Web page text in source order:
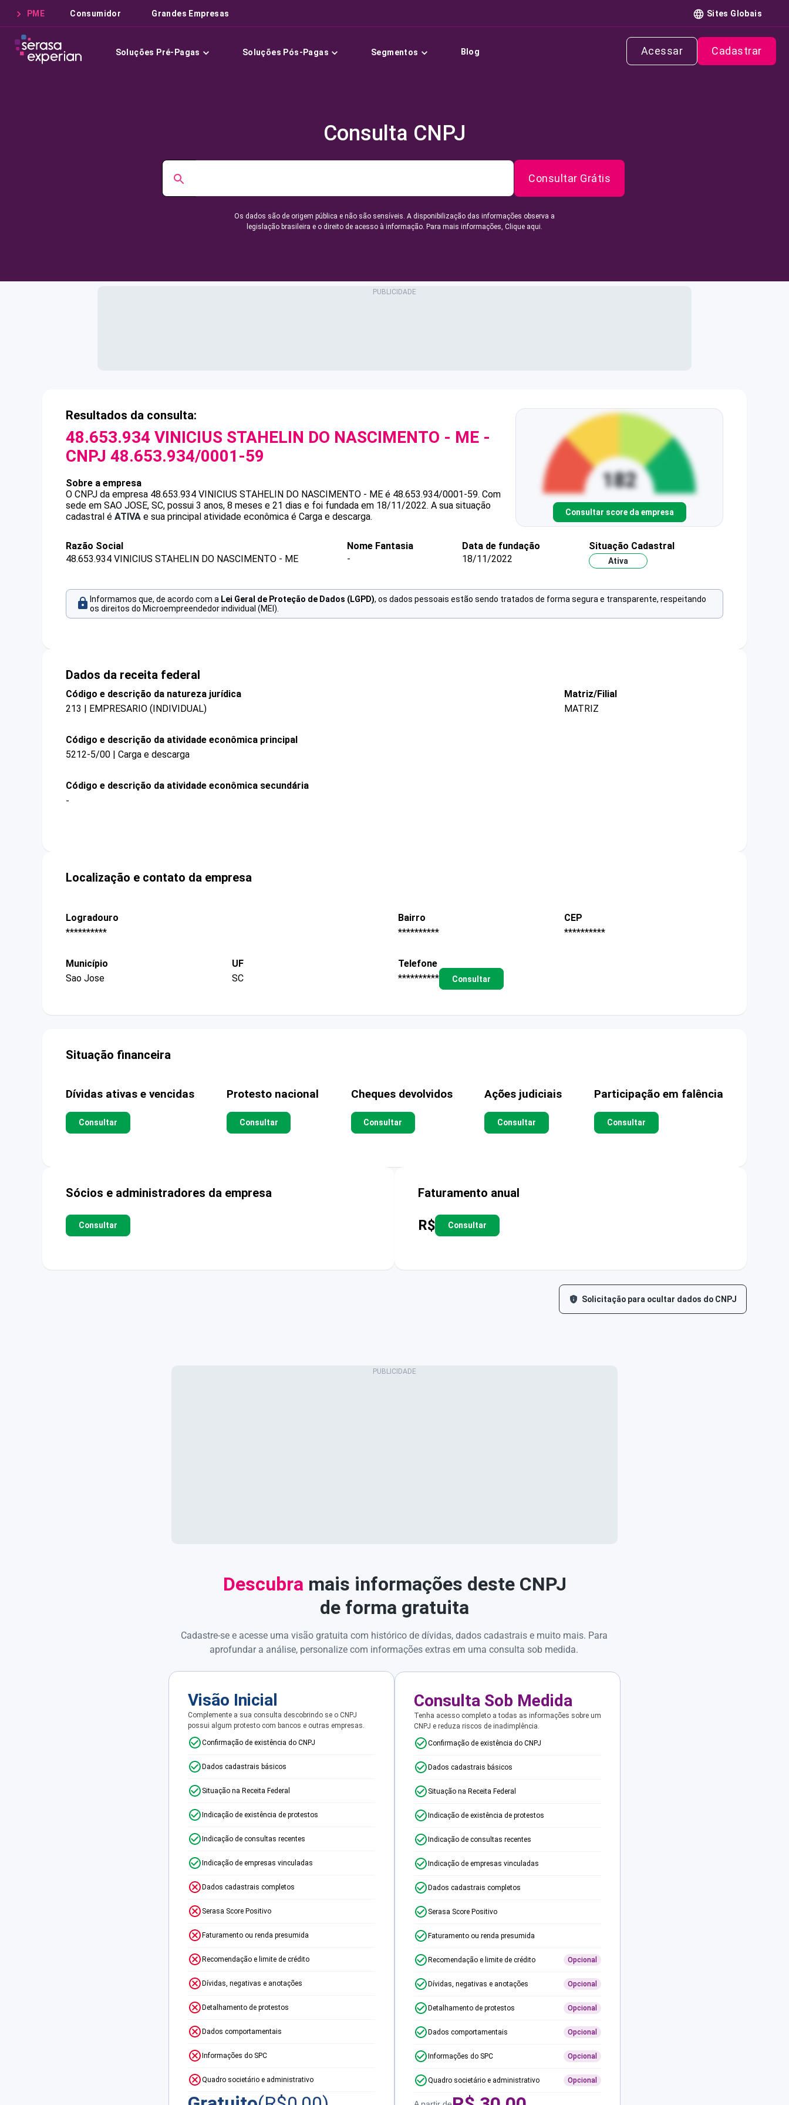
PME Consumidor Grandes Empresas Sites Globais
Soluções Pré-Pagas Soluções Pós-Pagas Segmentos Blog Acessar Cadastrar
Consulta CNPJ
Consultar Grátis
Os dados são de origem pública e não são sensíveis. A disponibilização das informações observa a
legislação brasileira e o direito de acesso à informação. Para mais informações, Clique aqui.
Resultados da consulta:
48.653.934 VINICIUS STAHELIN DO NASCIMENTO - ME -
CNPJ 48.653.934/0001-59
Sobre a empresa
O CNPJ da empresa 48.653.934 VINICIUS STAHELIN DO NASCIMENTO - ME é 48.653.934/0001-59. Com
sede em SAO JOSE, SC, possui 3 anos, 8 meses e 21 dias e foi fundada em 18/11/2022. A sua situação
cadastral é ATIVA e sua principal atividade econômica é Carga e descarga. Consultar score da empresa
Razão Social
48.653.934 VINICIUS STAHELIN DO NASCIMENTO - ME
Nome Fantasia
-
Data de fundação
18/11/2022
Situação Cadastral
Ativa
Informamos que, de acordo com a Lei Geral de Proteção de Dados (LGPD), os dados pessoais estão sendo tratados de forma segura e transparente, respeitando
os direitos do Microempreendedor individual (MEI).
Dados da receita federal
Código e descrição da natureza jurídica
213 | EMPRESARIO (INDIVIDUAL)
Matriz/Filial
MATRIZ
Código e descrição da atividade econômica principal
5212-5/00 | Carga e descarga
Código e descrição da atividade econômica secundária
-
Localização e contato da empresa
Logradouro
**********
Bairro
**********
CEP
**********
Município
Sao Jose
UF
SC
Telefone
**********
Consultar
Situação financeira
Dívidas ativas e vencidas
Consultar
Protesto nacional
Consultar
Cheques devolvidos
Consultar
Ações judiciais
Consultar
Participação em falência
Consultar
Sócios e administradores da empresa
Consultar
Faturamento anual
R$ Consultar
Solicitação para ocultar dados do CNPJ
Descubra mais informações deste CNPJ
de forma gratuita
Cadastre-se e acesse uma visão gratuita com histórico de dívidas, dados cadastrais e muito mais. Para
aprofundar a análise, personalize com informações extras em uma consulta sob medida.
Visão Inicial
Complemente a sua consulta descobrindo se o CNPJ
possui algum protesto com bancos e outras empresas.
Confirmação de existência do CNPJ
Dados cadastrais básicos
Situação na Receita Federal
Indicação de existência de protestos
Indicação de consultas recentes
Indicação de empresas vinculadas
Dados cadastrais completos
Serasa Score Positivo
Faturamento ou renda presumida
Recomendação e limite de crédito
Dívidas, negativas e anotações
Detalhamento de protestos
Dados comportamentais
Informações do SPC
Quadro societário e administrativo
Consulta Sob Medida
Tenha acesso completo a todas as informações sobre um
CNPJ e reduza riscos de inadimplência.
Confirmação de existência do CNPJ
Dados cadastrais básicos
Situação na Receita Federal
Indicação de existência de protestos
Indicação de consultas recentes
Indicação de empresas vinculadas
Dados cadastrais completos
Serasa Score Positivo
Faturamento ou renda presumida
Recomendação e limite de crédito Opcional
Dívidas, negativas e anotações Opcional
Detalhamento de protestos Opcional
Dados comportamentais Opcional
Informações do SPC Opcional
Quadro societário e administrativo Opcional